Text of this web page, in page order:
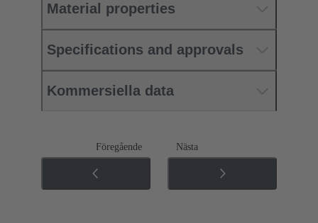
Material properties
Specifications and approvals
Kommersiella data
Föregående Nästa